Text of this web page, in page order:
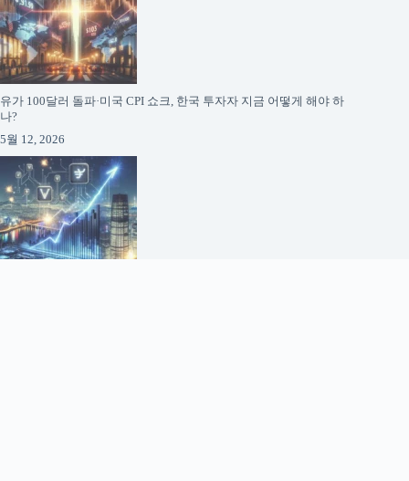
유가 100달러 돌파·미국 CPI 쇼크, 한국 투자자 지금 어떻게 해야 하
나?
5월 12, 2026